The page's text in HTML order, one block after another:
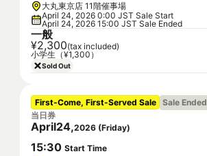
大丸東京店 11階催事場
April 24, 2026 0:00 JST Sale Start
April 24, 2026 15:00 JST Sale Ended
一般
¥2,300(tax included)
小学生（¥1,300）
Sold Out
First-Come, First-Served Sale Sale Ended
当日券
April24,2026 (Friday)
15:30 Start Time